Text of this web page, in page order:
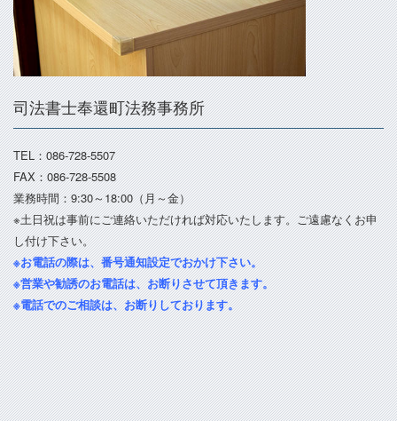
司法書士奉還町法務事務所
TEL：086-728-5507
FAX：086-728-5508
業務時間：9:30～18:00（月～金）
※土日祝は事前にご連絡いただければ対応いたします。ご遠慮なくお申
し付け下さい。
※お電話の際は、番号通知設定でおかけ下さい。
※営業や勧誘のお電話は、お断りさせて頂きます。
※電話でのご相談は、お断りしております。